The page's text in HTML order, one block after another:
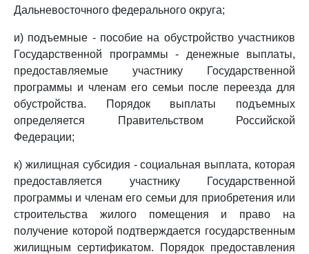
Дальневосточного федерального округа;
и) подъемные - пособие на обустройство участников
Государственной программы - денежные выплаты,
предоставляемые участнику Государственной
программы и членам его семьи после переезда для
обустройства. Порядок выплаты подъемных
определяется Правительством Российской
Федерации;
к) жилищная субсидия - социальная выплата, которая
предоставляется участнику Государственной
программы и членам его семьи для приобретения или
строительства жилого помещения и право на
получение которой подтверждается государственным
жилищным сертификатом. Порядок предоставления